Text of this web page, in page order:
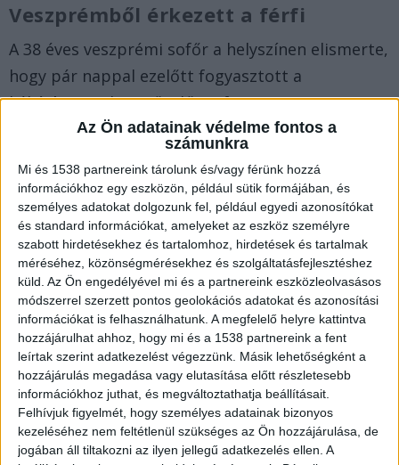
Az Ön adatainak védelme fontos a
számunkra
Mi és 1538 partnereink tárolunk és/vagy férünk hozzá
információkhoz egy eszközön, például sütik formájában, és
személyes adatokat dolgozunk fel, például egyedi azonosítókat
és standard információkat, amelyeket az eszköz személyre
szabott hirdetésekhez és tartalomhoz, hirdetések és tartalmak
méréséhez, közönségmérésekhez és szolgáltatásfejlesztéshez
küld. Az Ön engedélyével mi és a partnereink eszközleolvasásos
módszerrel szerzett pontos geolokációs adatokat és azonosítási
információkat is felhasználhatunk. A megfelelő helyre kattintva
hozzájárulhat ahhoz, hogy mi és a 1538 partnereink a fent
leírtak szerint adatkezelést végezzünk. Másik lehetőségként a
hozzájárulás megadása vagy elutasítása előtt részletesebb
információkhoz juthat, és megváltoztathatja beállításait.
Felhívjuk figyelmét, hogy személyes adatainak bizonyos
kezeléséhez nem feltétlenül szükséges az Ön hozzájárulása, de
jogában áll tiltakozni az ilyen jellegű adatkezelés ellen. A
Veszprémből érkezett a férfi
A 38 éves veszprémi sofőr a helyszínen elismerte,
hogy pár nappal ezelőtt fogyasztott a
kábítószernek minősülő amfetamin-
származékból.
Bevitték a rendőrségre
A járőrök a férfit előállították, majd a nyomozók
gyanúsítottként kihallgatták. Ellene kábítószer
birtoklása vétség elkövetésének megalapozott
gyanúja miatt folyt büntetőeljárás.
Már minden az ügyészségen múlik
A nyomozás vizsgálati szakaszában a
Balatonalmádi Rendőrkapitányság a szükséges
eljárási cselekményeket elvégezte és az iratokat